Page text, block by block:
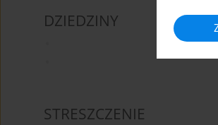
DZIEDZINY
STRESZCZENIE